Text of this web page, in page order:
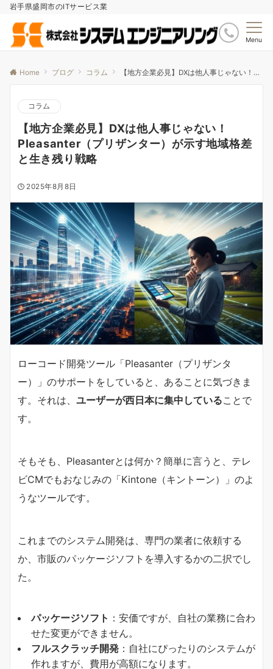
岩手県盛岡市のITサービス業
Menu
Home ブログ コラム 【地方企業必見】DXは他人事じゃない！Pleasanter（プリザンター）が示す地域格差と生き残り戦略
コラム
【地方企業必見】DXは他人事じゃない！
Pleasanter（プリザンター）が示す地域格差
と生き残り戦略
2025年8月8日
ローコード開発ツール「Pleasanter（プリザンタ
ー）」のサポートをしていると、あることに気づきま
す。それは、 ユーザーが西日本に集中していることで
す。
そもそも、Pleasanterとは何か？簡単に言うと、テレ
ビCMでもおなじみの「Kintone（キントーン）」のよ
うなツールです。
これまでのシステム開発は、専門の業者に依頼する
か、市販のパッケージソフトを導入するかの二択でし
た。
パッケージソフト ：安価ですが、自社の業務に合わ
せた変更ができません。
フルスクラッチ開発 ：自社にぴったりのシステムが
作れますが、費用が高額になります。